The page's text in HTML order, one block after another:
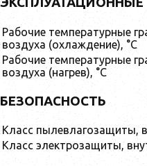
Рабочие температурные
воздуха (охлаждение), °C
Рабочие температурные
воздуха (нагрев), °C
БЕЗОПАСНОСТЬ
Класс пылевлагозащиты,
Класс электрозащиты,